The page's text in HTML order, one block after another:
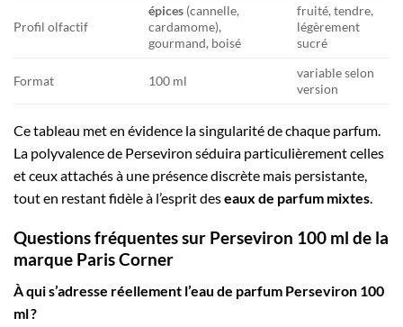
Profil olfactif
épices (cannelle,
cardamome),
gourmand, boisé
fruité, tendre,
légèrement
sucré
Format 100 ml
variable selon
version
Ce tableau met en évidence la singularité de chaque parfum.
La polyvalence de Perseviron séduira particulièrement celles
et ceux attachés à une présence discrète mais persistante,
tout en restant fidèle à l’esprit deseaux de parfum mixtes
Questions fréquentes sur Perseviron 100 ml de la
marque Paris Corner
À qui s’adresse réellement l’eau de parfum Perseviron 100
ml ?